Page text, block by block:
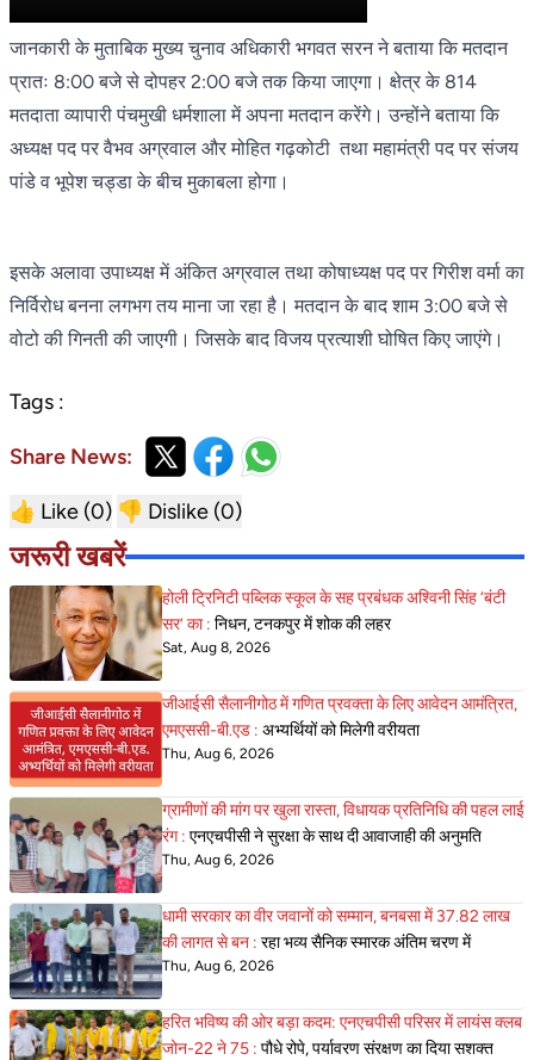
जानकारी के मुताबिक मुख्य चुनाव अधिकारी भगवत सरन ने बताया कि मतदान
प्रातः 8:00 बजे से दोपहर 2:00 बजे तक किया जाएगा। क्षेत्र के 814
मतदाता व्यापारी पंचमुखी धर्मशाला में अपना मतदान करेंगे। उन्होंने बताया कि
अध्यक्ष पद पर वैभव अग्रवाल और मोहित गढ़कोटी तथा महामंत्री पद पर संजय
पांडे व भूपेश चड्डा के बीच मुकाबला होगा।
इसके अलावा उपाध्यक्ष में अंकित अग्रवाल तथा कोषाध्यक्ष पद पर गिरीश वर्मा का
निर्विरोध बनना लगभग तय माना जा रहा है। मतदान के बाद शाम 3:00 बजे से
वोटो की गिनती की जाएगी। जिसके बाद विजय प्रत्याशी घोषित किए जाएंगे।
Tags :
Share News:
👍 Like (0) 👎 Dislike (0)
जरूरी खबरें
होली ट्रिनिटी पब्लिक स्कूल के सह प्रबंधक अश्विनी सिंह ‘बंटी
सर’ का : निधन, टनकपुर में शोक की लहर
Sat, Aug 8, 2026
जीआईसी सैलानीगोठ में गणित प्रवक्ता के लिए आवेदन आमंत्रित,
एमएससी-बी.एड : अभ्यर्थियों को मिलेगी वरीयता
Thu, Aug 6, 2026
ग्रामीणों की मांग पर खुला रास्ता, विधायक प्रतिनिधि की पहल लाई
रंग : एनएचपीसी ने सुरक्षा के साथ दी आवाजाही की अनुमति
Thu, Aug 6, 2026
धामी सरकार का वीर जवानों को सम्मान, बनबसा में 37.82 लाख
की लागत से बन : रहा भव्य सैनिक स्मारक अंतिम चरण में
Thu, Aug 6, 2026
हरित भविष्य की ओर बड़ा कदम: एनएचपीसी परिसर में लायंस क्लब
जोन-22 ने 75 : पौधे रोपे, पर्यावरण संरक्षण का दिया सशक्त